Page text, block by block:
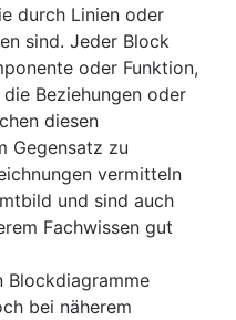
durch Linien oder
sind. Jeder Block
oder Funktion,
Beziehungen oder
diesen
Gegensatz zu
vermitteln
und sind auch
Fachwissen gut
Blockdiagramme
bei näherem